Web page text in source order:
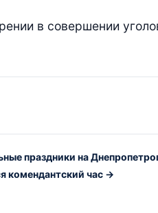
в совершении
праздники на
комендантский час →